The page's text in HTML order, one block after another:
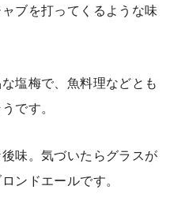
ブを打ってくるような味
塩梅で、魚料理などとも
です。
味。気づいたらグラスが
ンドエールです。